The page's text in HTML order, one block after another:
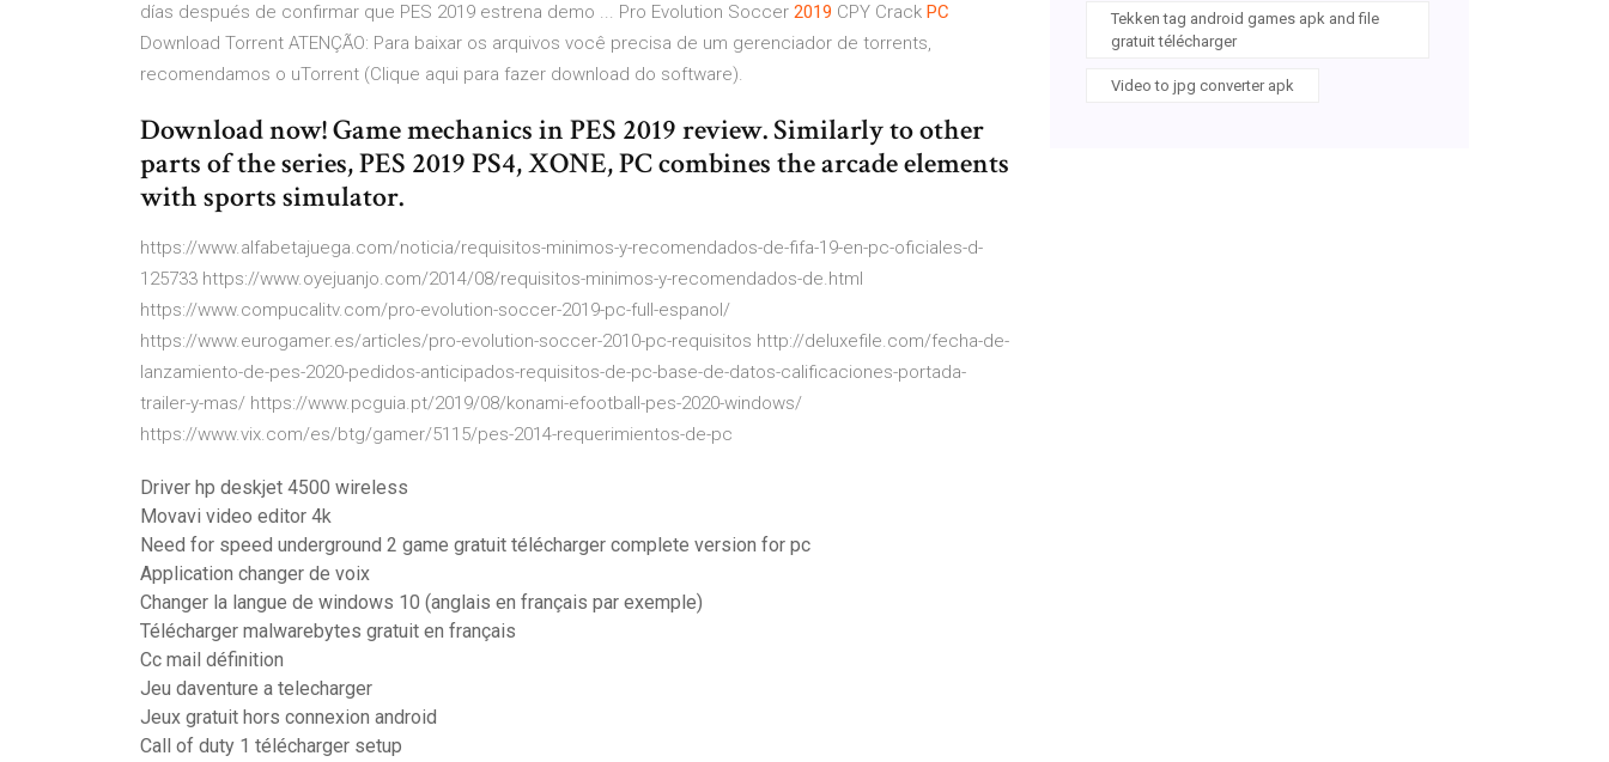
días después de confirmar que PES 2019 estrena demo ... Pro Evolution Soccer 2019 CPY Crack PC
Download Torrent ATENÇÃO: Para baixar os arquivos você precisa de um gerenciador de torrents,
recomendamos o uTorrent (Clique aqui para fazer download do software).
Download now! Game mechanics in PES 2019 review. Similarly to other
parts of the series, PES 2019 PS4, XONE, PC combines the arcade elements
with sports simulator.
https://www.alfabetajuega.com/noticia/requisitos-minimos-y-recomendados-de-fifa-19-en-pc-oficiales-d-
125733 https://www.oyejuanjo.com/2014/08/requisitos-minimos-y-recomendados-de.html
https://www.compucalitv.com/pro-evolution-soccer-2019-pc-full-espanol/
https://www.eurogamer.es/articles/pro-evolution-soccer-2010-pc-requisitos http://deluxefile.com/fecha-de-
lanzamiento-de-pes-2020-pedidos-anticipados-requisitos-de-pc-base-de-datos-calificaciones-portada-
trailer-y-mas/ https://www.pcguia.pt/2019/08/konami-efootball-pes-2020-windows/
https://www.vix.com/es/btg/gamer/5115/pes-2014-requerimientos-de-pc
Driver hp deskjet 4500 wireless
Movavi video editor 4k
Need for speed underground 2 game gratuit télécharger complete version for pc
Application changer de voix
Changer la langue de windows 10 (anglais en français par exemple)
Télécharger malwarebytes gratuit en français
Cc mail définition
Jeu daventure a telecharger
Jeux gratuit hors connexion android
Call of duty 1 télécharger setup
Tekken tag android games apk and file
gratuit télécharger
Video to jpg converter apk